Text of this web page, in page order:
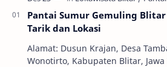
Pantai Sumur Gemuling Blitar
Tarik dan Lokasi
Alamat: Dusun Krajan, Desa
Wonotirto, Kabupaten Blitar,